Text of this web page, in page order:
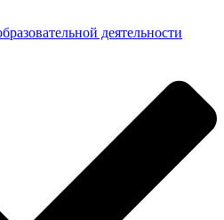
деятельности